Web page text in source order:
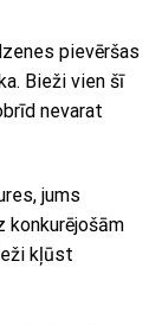
pievēršas
Bieži vien šī
nevarat
jums
konkurējošām
kļūst